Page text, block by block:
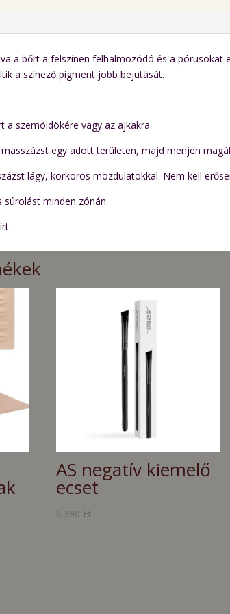
a bőrt a felszínen felhalmozódó és a pórusokat
a színező pigment jobb bejutását.
a szemöldökére vagy az ajkakra.
masszázst egy adott területen, majd menjen
lágy, körkörös mozdulatokkal. Nem kell
súrolást minden zónán.
AS negatív kiemelő
ecset
6.390 Ft